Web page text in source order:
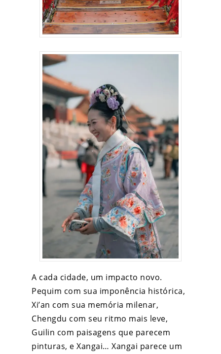
A cada cidade, um impacto novo.
Pequim com sua imponência histórica,
Xi’an com sua memória milenar,
Chengdu com seu ritmo mais leve,
Guilin com paisagens que parecem
pinturas, e Xangai… Xangai parece um